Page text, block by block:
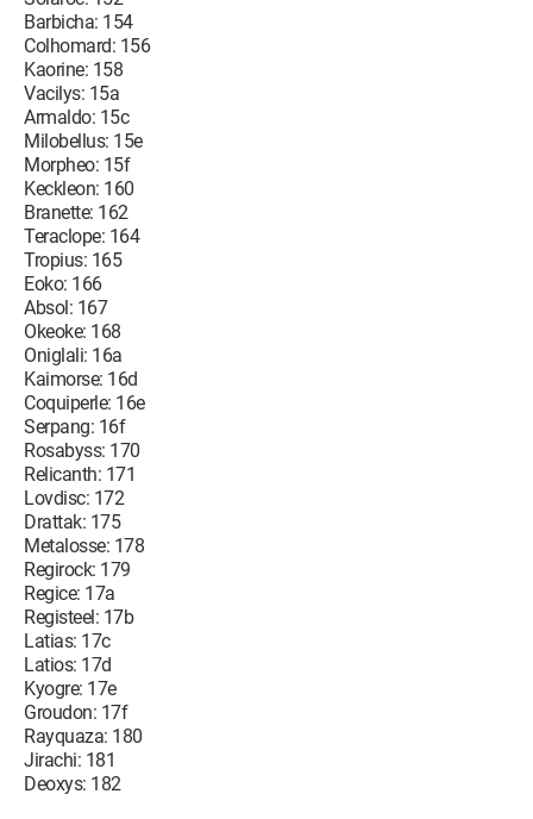
Barbicha: 154
Colhomard: 156
Kaorine: 158
Vacilys: 15a
Armaldo: 15c
Milobellus: 15e
Morpheo: 15f
Keckleon: 160
Branette: 162
Teraclope: 164
Tropius: 165
Eoko: 166
Absol: 167
Okeoke: 168
Oniglali: 16a
Kaimorse: 16d
Coquiperle: 16e
Serpang: 16f
Rosabyss: 170
Relicanth: 171
Lovdisc: 172
Drattak: 175
Metalosse: 178
Regirock: 179
Regice: 17a
Registeel: 17b
Latias: 17c
Latios: 17d
Kyogre: 17e
Groudon: 17f
Rayquaza: 180
Jirachi: 181
Deoxys: 182